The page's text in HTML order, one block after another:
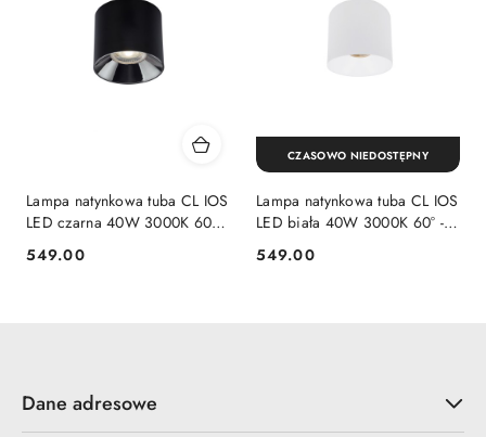
Lampa natynkowa tuba CL IOS
LED czarna 40W 3000K 60° -
Nowodvorski Lighting
Cena:
549.00
Lampa natynkowa tuba CL IOS
LED biała 40W 3000K 60° -
Nowodvorski Lighting
Cena:
549.00
CZASOWO NIEDOSTĘPNY
Dane adresowe